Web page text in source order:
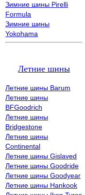
Зимние шины Pirelli
Formula
Зимние шины
Yokohama
Летние шины
Летние шины Barum
Летние шины
BFGoodrich
Летние шины
Bridgestone
Летние шины
Continental
Летние шины Gislaved
Летние шины Goodride
Летние шины Goodyear
Летние шины Hankook